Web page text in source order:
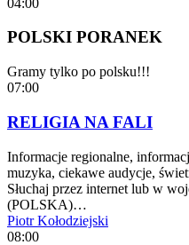
POLSKI PORANEK
Gramy tylko po polsku!!!
07:00
RELIGIA NA FALI
Informacje regionalne,
muzyka, ciekawe audycje,
Słuchaj przez internet lub w
(POLSKA)…
Piotr Kołodziejski
08:00